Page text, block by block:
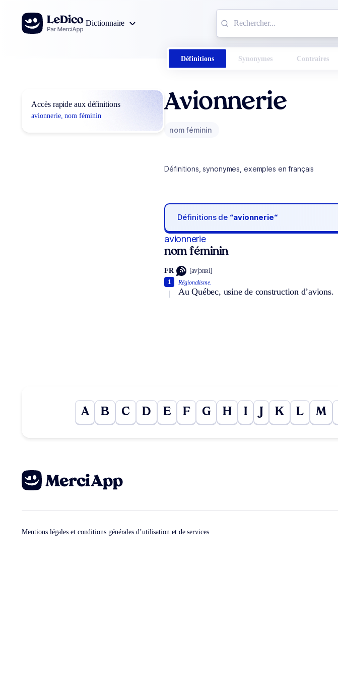
Aller au contenu
Dictionnaire
Définitions Synonymes Contraires
Accès rapide aux définitions
avionnerie, nom féminin
Avionnerie
nom féminin
Définitions, synonymes, exemples en français
Définitions de “avionnerie“
avionnerie
nom féminin
FR [avjɔnʀi]
Régionalisme.
Au Québec, usine de construction d’avions.
1
A B C D E F G H I K L M
Mentions légales et conditions générales d’utilisation et de services